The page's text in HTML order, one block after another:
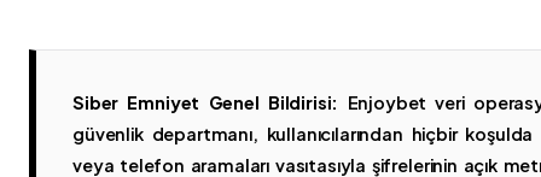
Siber Emniyet Genel Bildirisi:
Enjoybet veri
güvenlik departmanı, kullanıcılarından hiçbir
veya telefon aramaları vasıtasıyla şifrelerinin açık